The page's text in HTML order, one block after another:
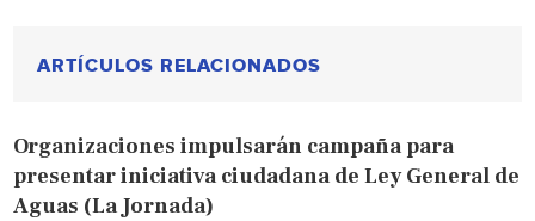
ARTÍCULOS RELACIONADOS
Organizaciones impulsarán campaña para
presentar iniciativa ciudadana de Ley General de
Aguas (La Jornada)